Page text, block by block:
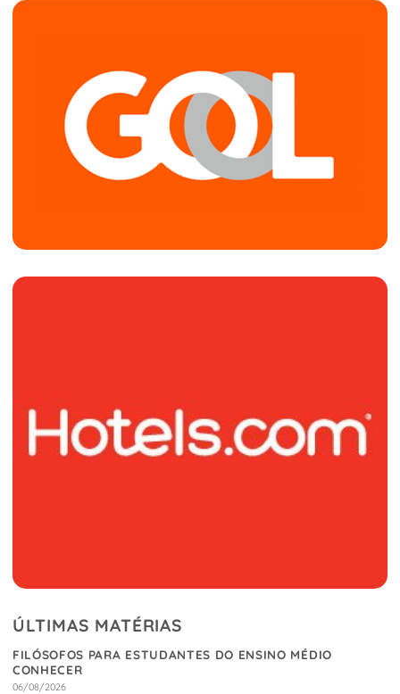
ÚLTIMAS MATÉRIAS
FILÓSOFOS PARA ESTUDANTES DO ENSINO MÉDIO
CONHECER
06/08/2026